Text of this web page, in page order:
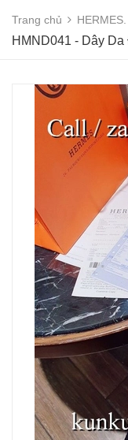
Trang chủ HERMES.
HMND041 - Dây